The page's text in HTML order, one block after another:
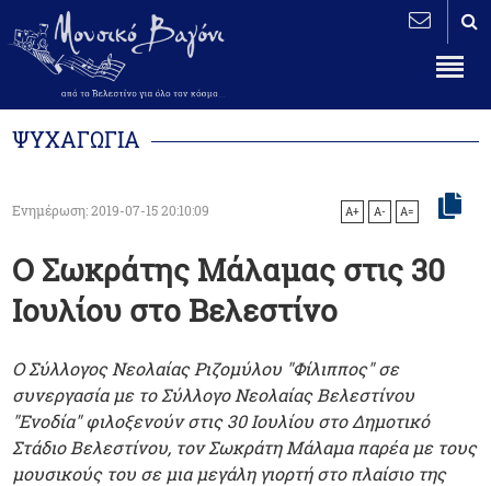
ΨΥΧΑΓΩΓΙΑ
Ενημέρωση: 2019-07-15 20:10:09 A+ A- A=
Ο Σωκράτης Μάλαμας στις 30
Ιουλίου στο Βελεστίνο
Ο Σύλλογος Νεολαίας Ριζομύλου "Φίλιππος" σε
συνεργασία με το Σύλλογο Νεολαίας Βελεστίνου
"Ενοδία" φιλοξενούν στις 30 Ιουλίου στο Δημοτικό
Στάδιο Βελεστίνου, τον Σωκράτη Μάλαμα παρέα με τους
μουσικούς του σε μια μεγάλη γιορτή στο πλαίσιο της